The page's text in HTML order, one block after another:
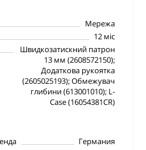
Мережа
12 міс
Швидкозатискний патрон
13 мм (2608572150);
Додаткова рукоятка
(2605025193); Обмежувач
глибини (613001010); L-
Case (16054381CR)
Германия